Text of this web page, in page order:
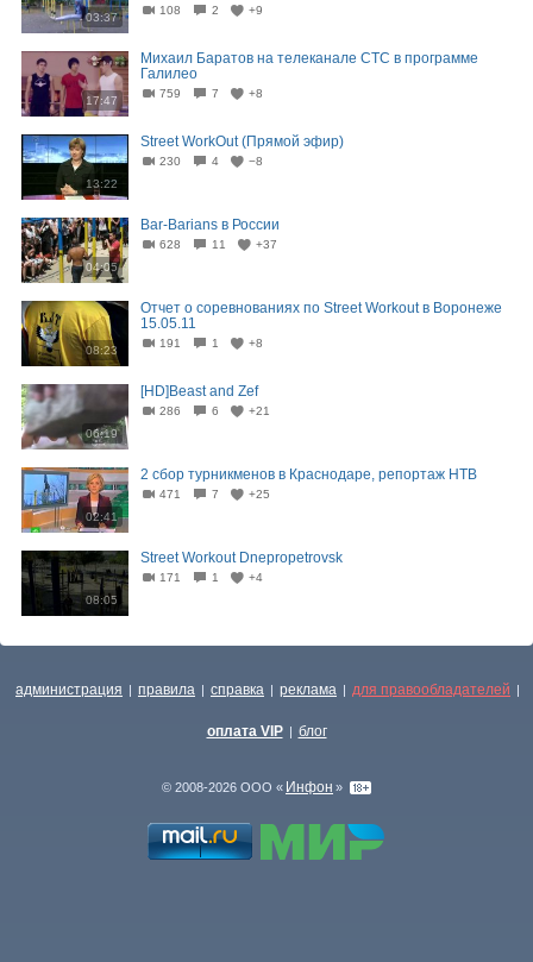
03:37
108 2 +9
17:47
Михаил Баратов на телеканале СТС в программе
Галилео
759 7 +8
13:22
Street WorkOut (Прямой эфир)
230 4 −8
04:05
Bar-Barians в России
628 11 +37
08:23
Отчет о соревнованиях по Street Workout в Воронеже
15.05.11
191 1 +8
06:19
[HD]Beast and Zef
286 6 +21
02:41
2 сбор турникменов в Краснодаре, репортаж НТВ
471 7 +25
08:05
Street Workout Dnepropetrovsk
171 1 +4
администрация | правила | справка | реклама | для правообладателей |
оплата VIP | блог
© 2008-2026 ООО « Инфон »